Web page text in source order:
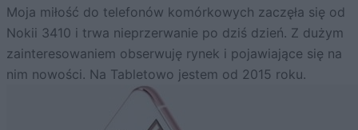
Moja miłość do telefonów komórkowych zaczęła się od
Nokii 3410 i trwa nieprzerwanie po dziś dzień. Z dużym
zainteresowaniem obserwuję rynek i pojawiające się na
nim nowości. Na Tabletowo jestem od 2015 roku.